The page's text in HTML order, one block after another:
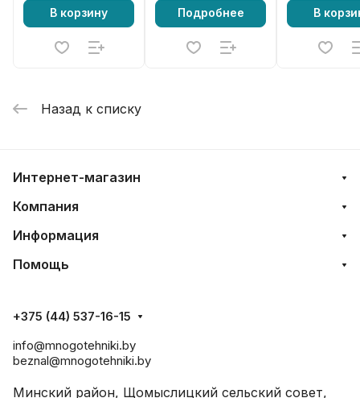
В корзину Подробнее В
Назад к списку
Интернет-магазин
Компания
Информация
Помощь
+375 (44) 537-16-15
info@mnogotehniki.by
beznal@mnogotehniki.by
Минский район, Щомыслицкий сельский совет,